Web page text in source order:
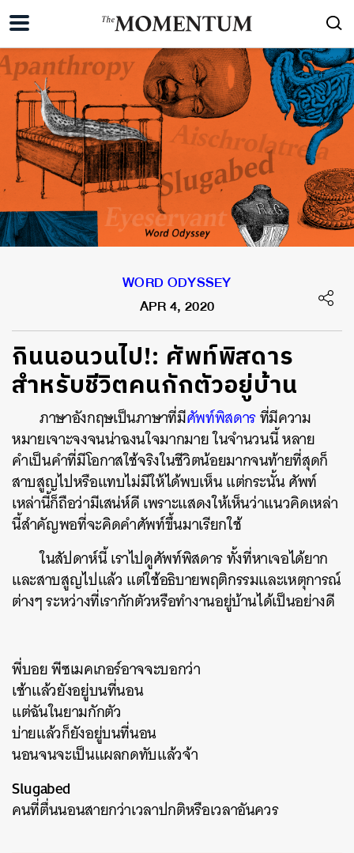
WORD ODYSSEY
APR 4, 2020
กินนอนวนไป!: ศัพท์พิสดาร
สำหรับชีวิตคนกักตัวอยู่บ้าน
ภาษาอังกฤษเป็นภาษาที่มีศัพท์พิสดารที่มีความ
หมายเจาะจงจนน่าฉงนใจมากมาย ในจำนวนนี้ หลาย
คำเป็นคำที่มีโอกาสใช้จริงในชีวิตน้อยมากจนท้ายที่สุดก็
สาบสูญไปหรือแทบไม่มีให้ได้พบเห็น แต่กระนั้น ศัพท์
เหล่านี้ก็ถือว่ามีเสน่ห์ดี เพราะแสดงให้เห็นว่าแนวคิดเหล่า
นี้สำคัญพอที่จะคิดคำศัพท์ขึ้นมาเรียกใช้
ในสัปดาห์นี้ เราไปดูศัพท์พิสดาร ทั้งที่หาเจอได้ยาก
และสาบสูญไปแล้ว แต่ใช้อธิบายพฤติกรรมและเหตุการณ์
ต่างๆ ระหว่างที่เรากักตัวหรือทำงานอยู่บ้านได้เป็นอย่างดี
พี่บอย พีซเมคเกอร์อาจจะบอกว่า
เช้าแล้วยังอยู่บนที่นอน
แต่ฉันในยามกักตัว
บ่ายแล้วก็ยังอยู่บนที่นอน
นอนจนจะเป็นแผลกดทับแล้วจ้า
Slugabed
คนที่ตื่นนอนสายกว่าเวลาปกติหรือเวลาอันควร